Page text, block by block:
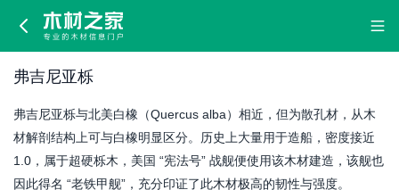
弗
吉
亚
栎
弗吉尼亚栎
弗吉尼亚栎与北美白橡（Quercus alba）相近，但为散孔材，从木
材解剖结构上可与白橡明显区分。历史上大量用于造船，密度接近
1.0，属于超硬栎木，美国 “宪法号” 战舰便使用该木材建造，该舰也
因此得名 “老铁甲舰”，充分印证了此木材极高的韧性与强度。